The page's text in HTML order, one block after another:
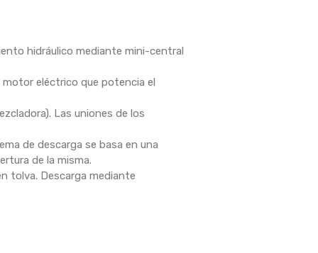
hidráulico mediante mini-central
motor eléctrico que potencia el
Las uniones de los
de descarga se basa en una
de la misma.
tolva. Descarga mediante